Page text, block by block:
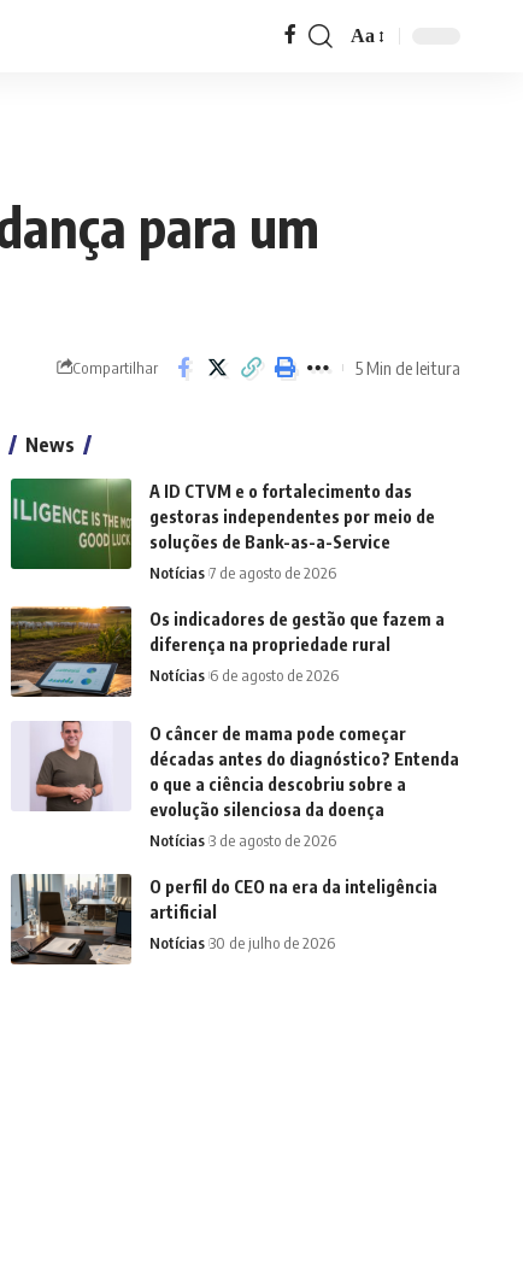
Font
Aa
para um
Compartilhar 5 Min de leitura
News
A ID CTVM e o fortalecimento das
gestoras independentes por meio de
soluções de Bank-as-a-Service
Notícias 7 de agosto de 2026
Os indicadores de gestão que fazem a
diferença na propriedade rural
Notícias 6 de agosto de 2026
O câncer de mama pode começar
décadas antes do diagnóstico? Entenda
o que a ciência descobriu sobre a
evolução silenciosa da doença
Notícias 3 de agosto de 2026
O perfil do CEO na era da inteligência
artificial
Notícias 30 de julho de 2026